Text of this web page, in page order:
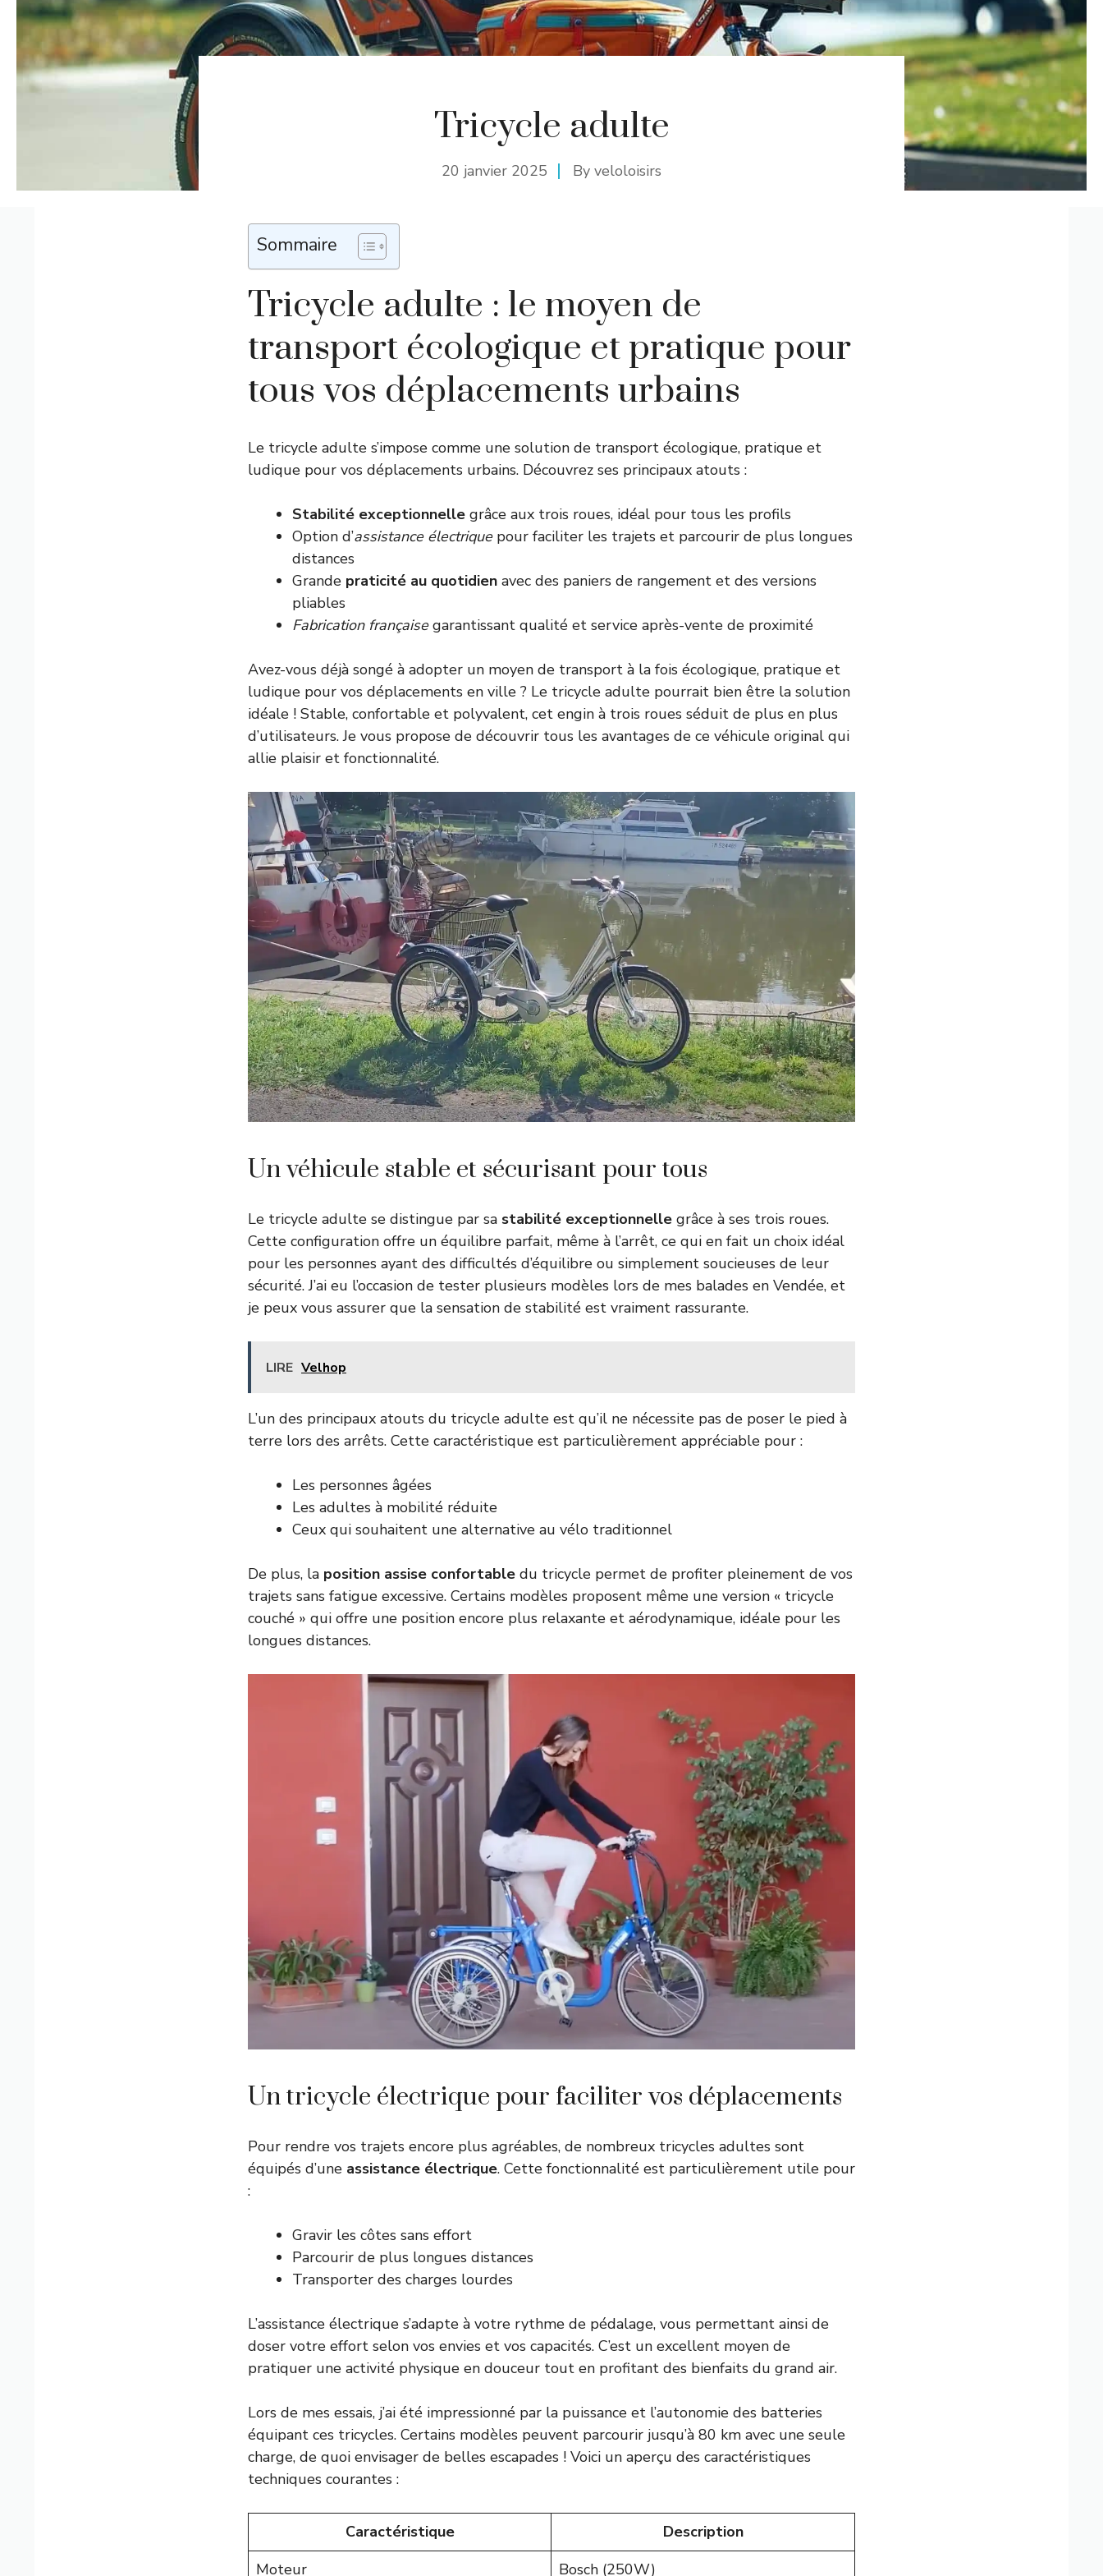
Tricycle adulte
20 janvier 2025 By veloloisirs
Sommaire
Tricycle adulte : le moyen de
transport écologique et pratique pour
tous vos déplacements urbains
Le tricycle adulte s’impose comme une solution de transport écologique, pratique et
ludique pour vos déplacements urbains. Découvrez ses principaux atouts :
Stabilité exceptionnelle grâce aux trois roues, idéal pour tous les profils
Option d’assistance électriquepour faciliter les trajets et parcourir de plus longues
distances
Grande praticité au quotidien avec des paniers de rangement et des versions
pliables
Fabrication françaisegarantissant qualité et service après-vente de proximité
Avez-vous déjà songé à adopter un moyen de transport à la fois écologique, pratique et
ludique pour vos déplacements en ville ? Le tricycle adulte pourrait bien être la solution
idéale ! Stable, confortable et polyvalent, cet engin à trois roues séduit de plus en plus
d’utilisateurs. Je vous propose de découvrir tous les avantages de ce véhicule original qui
allie plaisir et fonctionnalité.
Un véhicule stable et sécurisant pour tous
Le tricycle adulte se distingue par sa stabilité exceptionnelle grâce à ses trois roues.
Cette configuration offre un équilibre parfait, même à l’arrêt, ce qui en fait un choix idéal
pour les personnes ayant des difficultés d’équilibre ou simplement soucieuses de leur
sécurité. J’ai eu l’occasion de tester plusieurs modèles lors de mes balades en Vendée, et
je peux vous assurer que la sensation de stabilité est vraiment rassurante.
LIRE Velhop
L’un des principaux atouts du tricycle adulte est qu’il ne nécessite pas de poser le pied à
terre lors des arrêts. Cette caractéristique est particulièrement appréciable pour :
Les personnes âgées
Les adultes à mobilité réduite
Ceux qui souhaitent une alternative au vélo traditionnel
De plus, la position assise confortable du tricycle permet de profiter pleinement de vos
trajets sans fatigue excessive. Certains modèles proposent même une version « tricycle
couché » qui offre une position encore plus relaxante et aérodynamique, idéale pour les
longues distances.
Un tricycle électrique pour faciliter vos déplacements
Pour rendre vos trajets encore plus agréables, de nombreux tricycles adultes sont
équipés d’une assistance électrique. Cette fonctionnalité est particulièrement utile pour
:
Gravir les côtes sans effort
Parcourir de plus longues distances
Transporter des charges lourdes
L’assistance électrique s’adapte à votre rythme de pédalage, vous permettant ainsi de
doser votre effort selon vos envies et vos capacités. C’est un excellent moyen de
pratiquer une activité physique en douceur tout en profitant des bienfaits du grand air.
Lors de mes essais, j’ai été impressionné par la puissance et l’autonomie des batteries
équipant ces tricycles. Certains modèles peuvent parcourir jusqu’à 80 km avec une seule
charge, de quoi envisager de belles escapades ! Voici un aperçu des caractéristiques
techniques courantes :
Caractéristique
Description
Moteur
Bosch (250W)